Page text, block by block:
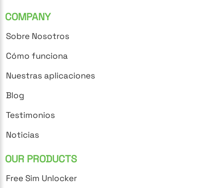
COMPANY
Sobre Nosotros
Cómo funciona
Nuestras aplicaciones
Blog
Testimonios
Noticias
OUR PRODUCTS
Free Sim Unlocker